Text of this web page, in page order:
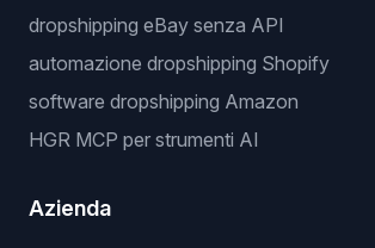
dropshipping eBay senza API
automazione dropshipping Shopify
software dropshipping Amazon
HGR MCP per strumenti AI
Azienda